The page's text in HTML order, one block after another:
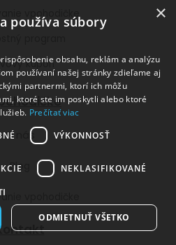
vpohodičke
kupón
O nás
Blog
vpohodičke
×
používa súbory
obsahu, reklám a analýzu
používaní našej stránky zdieľame aj
partnermi, ktorí ich môžu
ktoré ste im poskytli alebo ktoré
Prečítať viac
VÝKONNOSŤ
NEKLASIFIKOVANÉ
ODMIETNUŤ VŠETKO